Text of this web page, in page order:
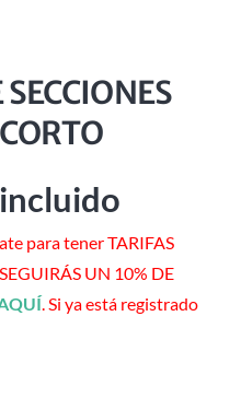
para tener TARIFAS
UN 10% DE
. Si ya está registrado